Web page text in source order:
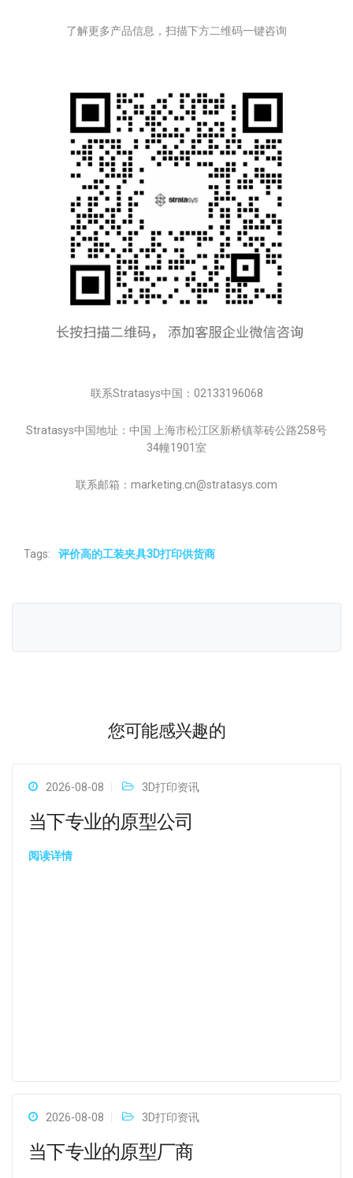
了解更多产品信息，扫描下方二维码一键咨询
联系Stratasys中国：02133196068
Stratasys中国地址：中国 上海市松江区新桥镇莘砖公路258号
34幢1901室
联系邮箱：marketing.cn@stratasys.com
Tags: 评价高的工装夹具3D打印供货商
您可能感兴趣的
2026-08-08 3D打印资讯
当下专业的原型公司
阅读详情
2026-08-08 3D打印资讯
当下专业的原型厂商